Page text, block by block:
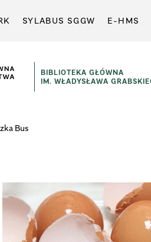
SYLABUS SGGW E-HMS
BIBLIOTEKA GŁÓWNA
IM. WŁADYSŁAWA
Bus